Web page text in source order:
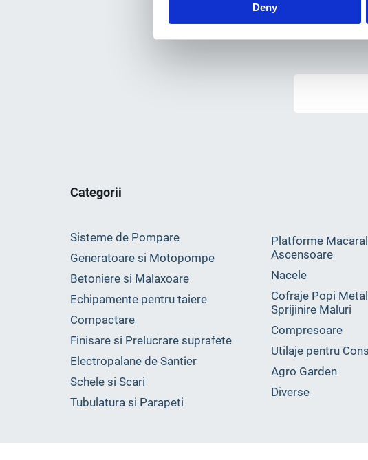
Deny
Categorii
Sisteme de Pompare
Generatoare si Motopompe
Betoniere si Malaxoare
Echipamente pentru taiere
Compactare
Finisare si Prelucrare suprafete
Electropalane de Santier
Schele si Scari
Tubulatura si Parapeti
Platforme
Ascensoare
Nacele
Cofraje Popi
Sprijinire Maluri
Compresoare
Utilaje pentru
Agro Garden
Diverse